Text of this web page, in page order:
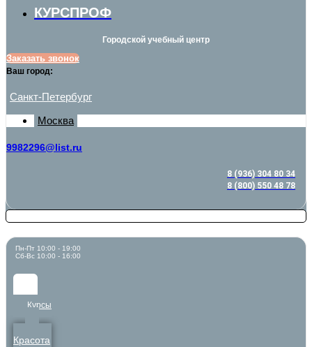
КУРСПРОФ
Городской учебный центр
Заказать звонок
Ваш город:
Санкт-Петербург
Москва
9982296@list.ru
8 (936) 304 80 34
8 (800) 550 48 78
Пн-Пт 10:00 - 19:00
Сб-Вс 10:00 - 16:00
Курсы
Красота